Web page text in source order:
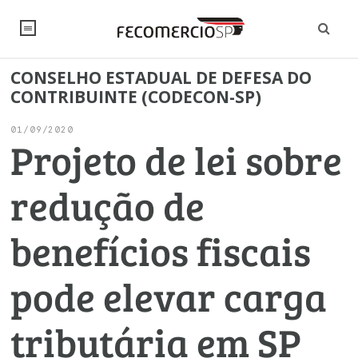
NOTÍCIAS
Artigos
Institucional
Debates Fecomercio-SP
PROJETOS ESPECIAIS:
UM BRASIL
Economia
Pesquisas
Internacional
Modernização do Estado
Legislação
Arbitragem e Mediação
Negócios
Sustentabilidade
ESG
Últimas Notícias
PESQUISAS
FALE CONOSCO
INSTITUCIONAL
CONSELHOS
Conselho de Turismo
EMPRESAS
CONSELHO ESTADUAL DE DEFESA DO
CONTRIBUINTE (CODECON-SP)
01/09/2020
Projeto de lei sobre
redução de
benefícios fiscais
pode elevar carga
tributária em SP